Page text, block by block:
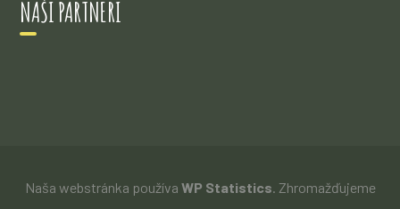
NAŠI PARTNERI
Naša webstránka používa WP Statistics. Zhromažďujeme